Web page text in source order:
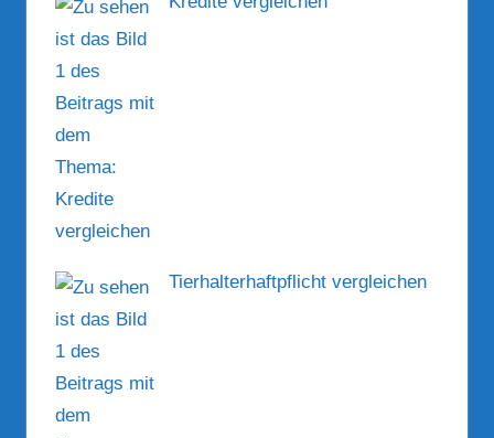
Tierhalterhaftpflicht vergleichen